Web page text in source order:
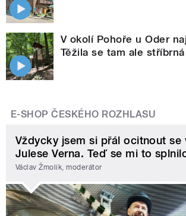
V okolí Pohoře u Oder
Těžila se tam ale
E-SHOP ČESKÉHO ROZHLASU
Vždycky jsem si přál ocitnout se
Julese Verna. Teď se mi to
Václav Žmolík, moderátor